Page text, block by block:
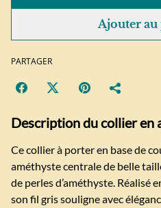
Ajouter au
PARTAGER
Description du collier en
Ce collier à porter en base de
améthyste centrale de belle
de perles d’améthyste. Réalisé
son fil gris souligne avec